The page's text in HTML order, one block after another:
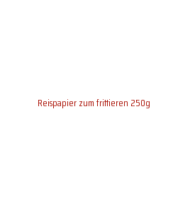
Reispapier zum frittieren 250g